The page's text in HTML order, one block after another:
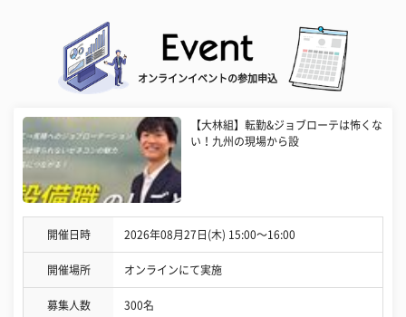
オンラインイベントの参加申込
【大林組】転勤&ジョブローテは怖くな
い！九州の現場から設
開催日時 2026年08月27日(木) 15:00〜16:00
開催場所 オンラインにて実施
募集人数 300名